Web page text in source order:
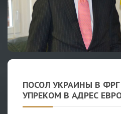
ПОСОЛ УКРАИНЫ В
УПРЕКОМ В АДРЕС